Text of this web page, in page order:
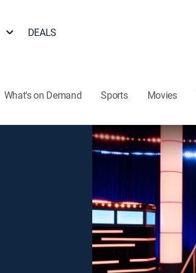
DEALS
What's on Demand Sports Movies